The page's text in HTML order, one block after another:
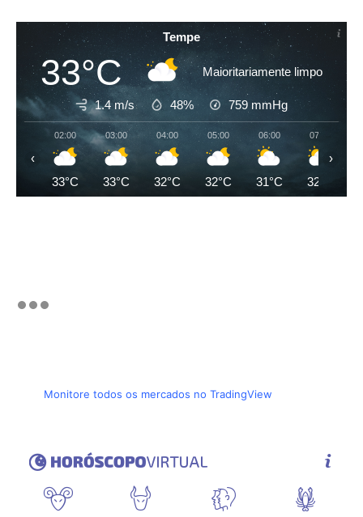
Tempe
33°C Maioritariamente limpo
1.4 m/s 48% 759 mmHg
02:00
33°C
03:00
33°C
04:00
32°C
05:00
32°C
06:00
31°C
07:00
32°C
‹ ›
Monitore todos os mercados no TradingView